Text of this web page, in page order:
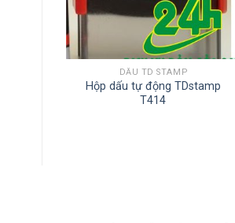
DẤU TD STAMP
Hộp dấu tự động TDstamp
T414